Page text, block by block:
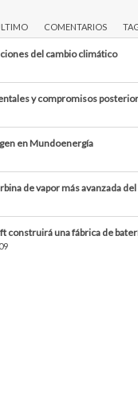
COMENTARIOS
del cambio climático
y compromisos
en Mundoenergía
de vapor más avanzada
construirá una fábrica de